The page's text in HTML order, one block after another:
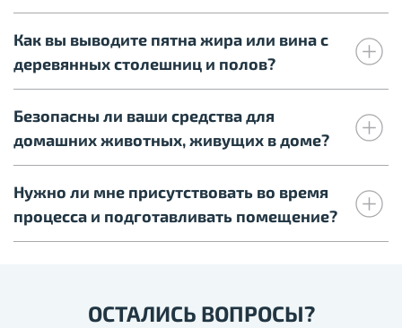
Как вы выводите пятна жира или вина с
деревянных столешниц и полов?
Безопасны ли ваши средства для
домашних животных, живущих в доме?
Нужно ли мне присутствовать во время
процесса и подготавливать помещение?
ОСТАЛИСЬ ВОПРОСЫ?